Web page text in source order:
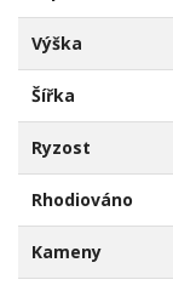
Výška
Šířka
Ryzost
Rhodiováno
Kameny